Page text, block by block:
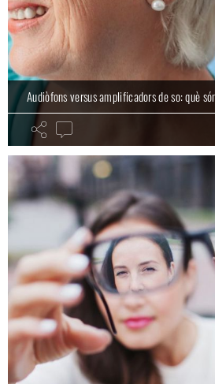
Audiòfons versus amplificadors de so: què